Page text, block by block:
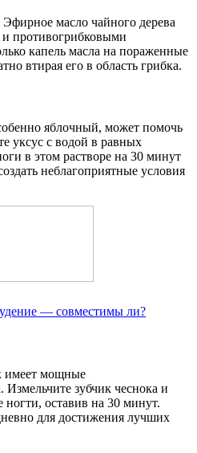
масло чайного дерева
и противогрибковыми
капель масла на пораженные
втирая его в область грибка.
яблочный, может помочь
уксус с водой в равных
в этом растворе на 30 минут
неблагоприятные условия
— совместимы ли?
имеет мощные
Измельчите зубчик чеснока и
оставив на 30 минут.
для достижения лучших